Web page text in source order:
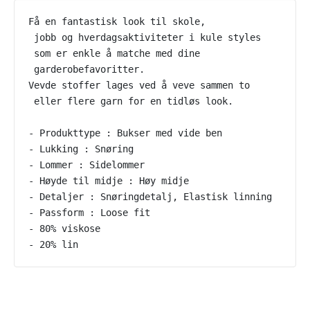
Få en fantastisk look til skole,
jobb og hverdagsaktiviteter i kule styles
som er enkle å matche med dine
garderobefavoritter.
Vevde stoffer lages ved å veve sammen to
eller flere garn for en tidløs look.
- Produkttype : Bukser med vide ben
- Lukking : Snøring
- Lommer : Sidelommer
- Høyde til midje : Høy midje
- Detaljer : Snøringdetalj, Elastisk linning
- Passform : Loose fit
- 80% viskose
- 20% lin